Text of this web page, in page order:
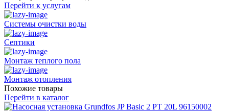
Перейти к услугам
Системы очистки воды
Септики
Монтаж теплого пола
Монтаж отопления
Похожие товары
Перейти в каталог